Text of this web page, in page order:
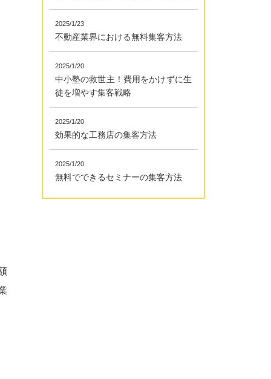
2025/1/23
不動産業界における無料集客方法
2025/1/20
中小塾の救世主！費用をかけずに生
徒を増やす集客戦略
2025/1/20
効果的な工務店の集客方法
2025/1/20
無料でできるセミナーの集客方法